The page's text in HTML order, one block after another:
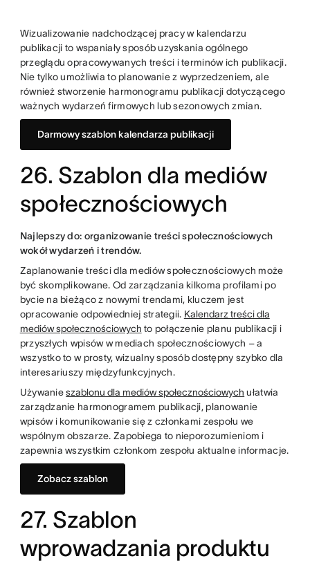
Wizualizowanie nadchodzącej pracy w kalendarzu
publikacji to wspaniały sposób uzyskania ogólnego
przeglądu opracowywanych treści i terminów ich publikacji.
Nie tylko umożliwia to planowanie z wyprzedzeniem, ale
również stworzenie harmonogramu publikacji dotyczącego
ważnych wydarzeń firmowych lub sezonowych zmian.
Darmowy szablon kalendarza publikacji
26. Szablon dla mediów
społecznościowych
Najlepszy do: organizowanie treści społecznościowych
wokół wydarzeń i trendów.
Zaplanowanie treści dla mediów społecznościowych może
być skomplikowane. Od zarządzania kilkoma profilami po
bycie na bieżąco z nowymi trendami, kluczem jest
opracowanie odpowiedniej strategii. Kalendarz treści dla
mediów społecznościowych to połączenie planu publikacji i
przyszłych wpisów w mediach społecznościowych – a
wszystko to w prosty, wizualny sposób dostępny szybko dla
interesariuszy międzyfunkcyjnych.
Używanieszablonu dla mediów społecznościowych ułatwia
zarządzanie harmonogramem publikacji, planowanie
wpisów i komunikowanie się z członkami zespołu we
wspólnym obszarze. Zapobiega to nieporozumieniom i
zapewnia wszystkim członkom zespołu aktualne informacje.
Zobacz szablon
27. Szablon
wprowadzania produktu